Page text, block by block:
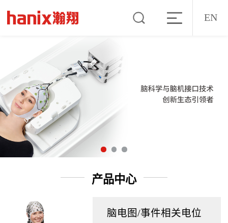
EN
产品中心
脑电图/事件相关电位